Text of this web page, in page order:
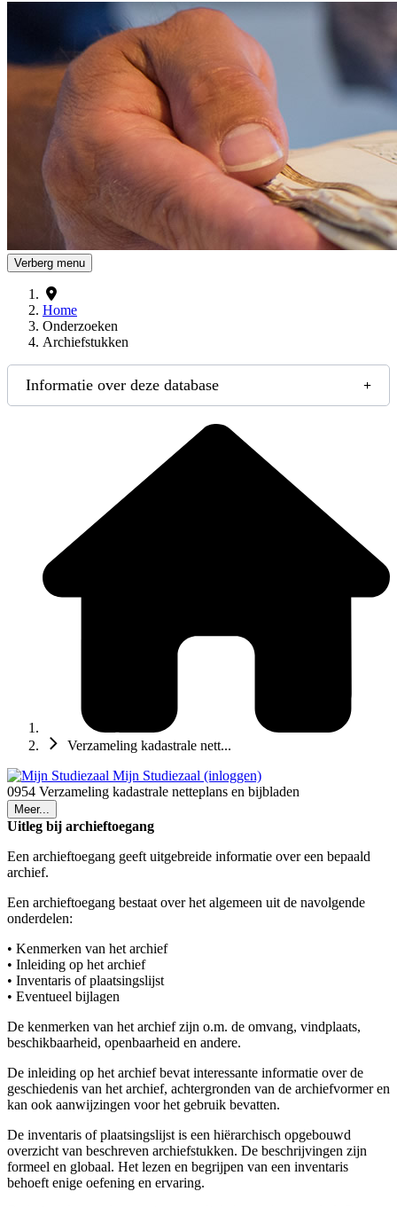
Drents Archief
Verberg menu
Home
Onderzoeken
Archiefstukken
Informatie over deze database
Verzameling kadastrale nett...
Mijn Studiezaal (inloggen)
0954 Verzameling kadastrale netteplans en bijbladen
Meer...
Uitleg bij archieftoegang
Een archieftoegang geeft uitgebreide informatie over een bepaald
archief.
Een archieftoegang bestaat over het algemeen uit de navolgende
onderdelen:
• Kenmerken van het archief
• Inleiding op het archief
• Inventaris of plaatsingslijst
• Eventueel bijlagen
De kenmerken van het archief zijn o.m. de omvang, vindplaats,
beschikbaarheid, openbaarheid en andere.
De inleiding op het archief bevat interessante informatie over de
geschiedenis van het archief, achtergronden van de archiefvormer en
kan ook aanwijzingen voor het gebruik bevatten.
De inventaris of plaatsingslijst is een hiërarchisch opgebouwd
overzicht van beschreven archiefstukken. De beschrijvingen zijn
formeel en globaal. Het lezen en begrijpen van een inventaris
behoeft enige oefening en ervaring.